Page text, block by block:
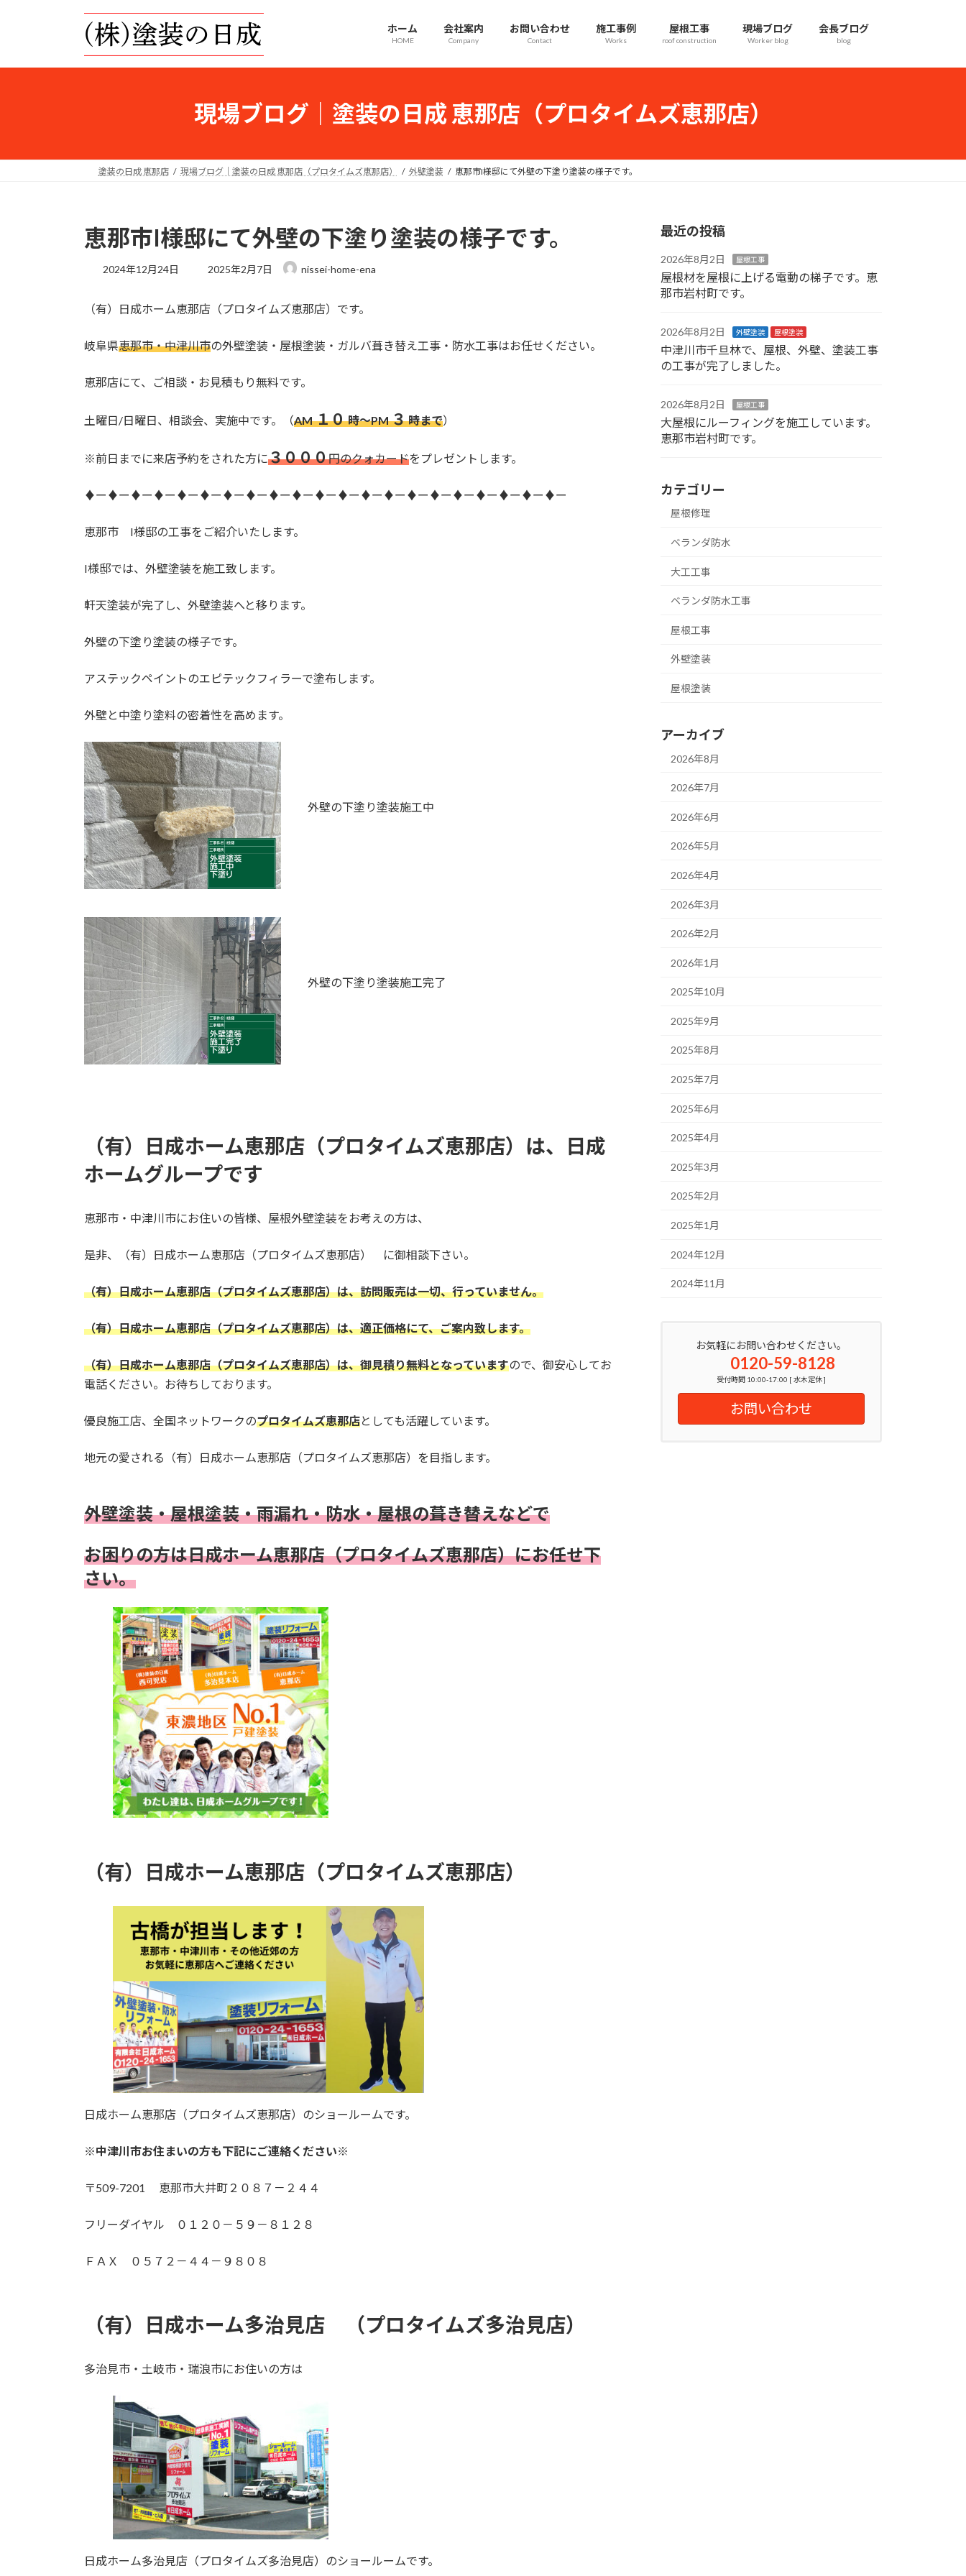
プ
動
ホーム
HOME
会社案内
Company
お問い合わせ
Contact
施工事例
Works
屋根工事
roof construction
現場ブログ
Worker blog
会長ブログ
blog
現場ブログ｜塗装の日成 恵那店（プロタイムズ恵那店）
塗装の日成 恵那店 現場ブログ｜塗装の日成 恵那店（プロタイムズ恵那店） 外壁塗装 恵那市I様邸にて外壁の下塗り塗装の様子です。
恵那市I様邸にて外壁の下塗り塗装の様子です。
2024年12月24日
最
新
:
2025年2月7日 nissei-home-ena
（有）日成ホーム恵那店（プロタイムズ恵那店）です。
岐阜県恵那市・中津川市の外壁塗装・屋根塗装・ガルバ葺き替え工事・防水工事はお任せください。
恵那店にて、ご相談・お見積もり無料です。
土曜日/日曜日、相談会、実施中です。（AM１０時～PM３時まで）
※前日までに来店予約をされた方に３０００円のクォカードをプレゼントします。
♦ー♦ー♦ー♦ー♦ー♦ー♦ー♦ー♦ー♦ー♦ー♦ー♦ー♦ー♦ー♦ー♦ー♦ー♦ー♦ー♦ー
恵那市 I様邸の工事をご紹介いたします。
I様邸では、外壁塗装を施工致します。
軒天塗装が完了し、外壁塗装へと移ります。
外壁の下塗り塗装の様子です。
アステックペイントのエピテックフィラーで塗布します。
外壁と中塗り塗料の密着性を高めます。
外壁の下塗り塗装施工中
外壁の下塗り塗装施工完了
（有）日成ホーム恵那店（プロタイムズ恵那店） は、日成
ホームグループです
恵那市・中津川市にお住いの皆様、屋根外壁塗装をお考えの方は、
是非、（有）日成ホーム恵那店（プロタイムズ恵那店） に御相談下さい。
（有）日成ホーム恵那店（プロタイムズ恵那店）は、訪問販売は一切、行っていません。
（有）日成ホーム恵那店（プロタイムズ恵那店）は、適正価格にて、ご案内致します。
（有）日成ホーム恵那店（プロタイムズ恵那店）は、御見積り無料となっていますので、御安心してお
電話ください。お待ちしております。
優良施工店、全国ネットワークのプロタイムズ恵那店としても活躍しています。
地元の愛される（有）日成ホーム恵那店（プロタイムズ恵那店）を目指します。
外壁塗装・屋根塗装・雨漏れ・防水・屋根の葺き替えなどで
お困りの方は日成ホーム恵那店（プロタイムズ恵那店）にお任せ下
さい。
（有）日成ホーム恵那店（プロタイムズ恵那店）
日成ホーム恵那店（プロタイムズ恵那店）のショールームです。
※中津川市お住まいの方も下記にご連絡ください※
〒509-7201 恵那市大井町２０８７－２４４
フリーダイヤル ０１２０－５９－８１２８
ＦＡＸ ０５７２－４４－９８０８
（有）日成ホーム多治見店 （プロタイムズ多治見店）
多治見市・土岐市・瑞浪市にお住いの方は
日成ホーム多治見店（プロタイムズ多治見店）のショールームです。
最近の投稿
2026年8月2日 屋根工事
屋根材を屋根に上げる電動の梯子です。恵
那市岩村町です。
2026年8月2日 外壁塗装 屋根塗装
中津川市千旦林で、屋根、外壁、塗装工事
の工事が完了しました。
2026年8月2日 屋根工事
大屋根にルーフィングを施工しています。
恵那市岩村町です。
カテゴリー
屋根修理
ベランダ防水
大工工事
ベランダ防水工事
屋根工事
外壁塗装
屋根塗装
アーカイブ
2026年8月
2026年7月
2026年6月
2026年5月
2026年4月
2026年3月
2026年2月
2026年1月
2025年10月
2025年9月
2025年8月
2025年7月
2025年6月
2025年4月
2025年3月
2025年2月
2025年1月
2024年12月
2024年11月
お気軽にお問い合わせください。
0120-59-8128
受付時間 10:00-17:00 [ 水木定休 ]
お問い合わせ